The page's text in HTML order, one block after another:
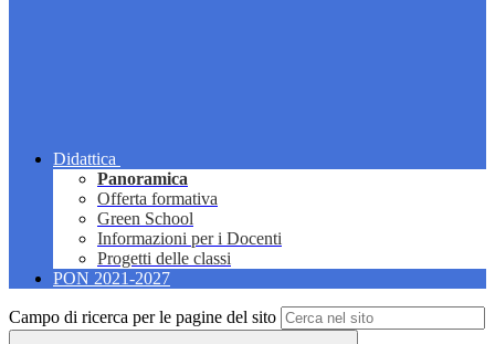
Didattica
Panoramica
Offerta formativa
Green School
Informazioni per i Docenti
Progetti delle classi
PON 2021-2027
Campo di ricerca per le pagine del sito